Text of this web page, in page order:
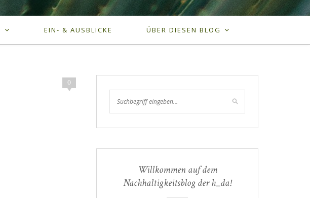
EIN- & AUSBLICKE ÜBER DIESEN BLOG
0
Willkommen auf dem
Nachhaltigkeitsblog der h_da!